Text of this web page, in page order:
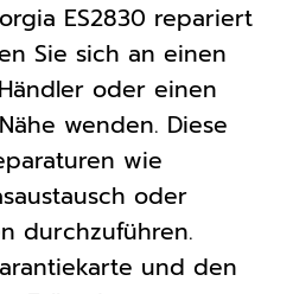
ES2830 repariert
Sie sich an einen
oder einen
wenden. Diese
wie
oder
durchzuführen.
und den